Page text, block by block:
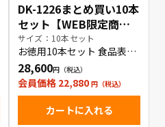
DK-1226まとめ買い10本
セット【WEB限定商
品】
サイズ：10本セット
お徳用10本セット 食品表
示・検体ラベル
28,600
会員価格 22,880
カートに入れる